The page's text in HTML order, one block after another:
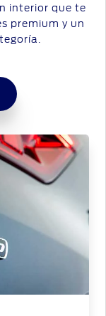
interior que te
premium y un